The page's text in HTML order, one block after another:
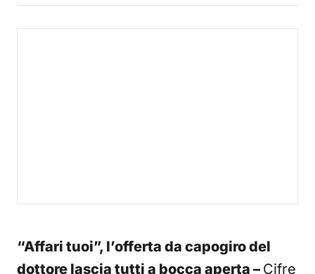
“Affari tuoi”, l’offerta da capogiro del
dottore lascia tutti a bocca aperta – Cifre